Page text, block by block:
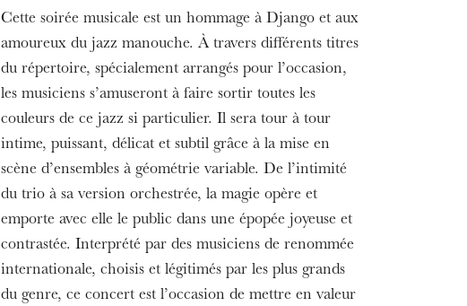
Cette soirée musicale est un hommage à Django et aux
amoureux du jazz manouche. À travers différents titres
du répertoire, spécialement arrangés pour l’occasion,
les musiciens s’amuseront à faire sortir toutes les
couleurs de ce jazz si particulier. Il sera tour à tour
intime, puissant, délicat et subtil grâce à la mise en
scène d’ensembles à géométrie variable. De l’intimité
du trio à sa version orchestrée, la magie opère et
emporte avec elle le public dans une épopée joyeuse et
contrastée. Interprété par des musiciens de renommée
internationale, choisis et légitimés par les plus grands
du genre, ce concert est l’occasion de mettre en valeur